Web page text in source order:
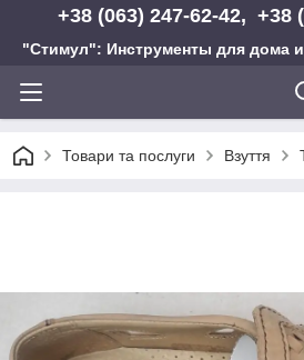
+38 (063) 247-62-42, +38
"Стимул": Инструменты для дома
Товари та послуги Взуття